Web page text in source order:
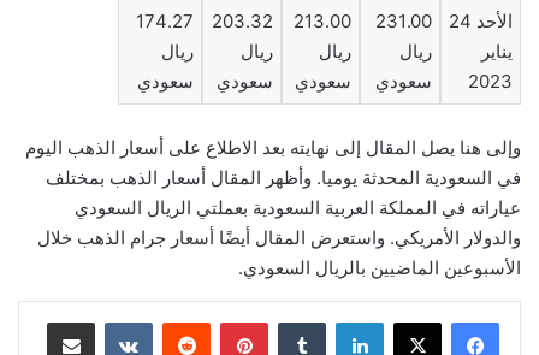
الأحد 24
يناير
2023
231.00
ريال
سعودي
213.00
ريال
سعودي
203.32
ريال
سعودي
174.27
ريال
سعودي
وإلى هنا يصل المقال إلى نهايته بعد الاطلاع على أسعار الذهب اليوم
في السعودية المحدثة يوميا. وأظهر المقال أسعار الذهب بمختلف
عياراته في المملكة العربية السعودية بعملتي الريال السعودي
والدولار الأمريكي. واستعرض المقال أيضًا أسعار جرام الذهب خلال
الأسبوعين الماضيين بالريال السعودي.
لينكدإن بينتيريست مشاركة عبر البريد